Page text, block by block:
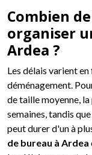
Combien
organiser
Ardea ?
Les délais varient
déménagement.
de taille moyenne,
semaines, tandis
peut durer d'un à
de bureau à Ardea